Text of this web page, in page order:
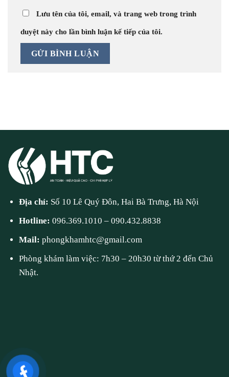
Lưu tên của tôi, email, và trang web trong trình
duyệt này cho lần bình luận kế tiếp của tôi.
Địa chỉ: Số 10 Lê Quý Đôn, Hai Bà Trưng, Hà Nội
Hotline:096.369.1010 –090.432.8838
Mail:phongkhamhtc@gmail.com
Phòng khám làm việc: 7h30 – 20h30 từ thứ 2 đến Chủ
Nhật.